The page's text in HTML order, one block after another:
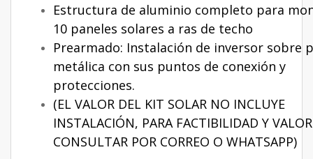
Estructura de aluminio completo para
10 paneles solares a ras de techo
Prearmado: Instalación de inversor sobre
metálica con sus puntos de conexión y
protecciones.
(EL VALOR DEL KIT SOLAR NO INCLUYE
INSTALACIÓN, PARA FACTIBILIDAD Y VALOR
CONSULTAR POR CORREO O WHATSAPP)